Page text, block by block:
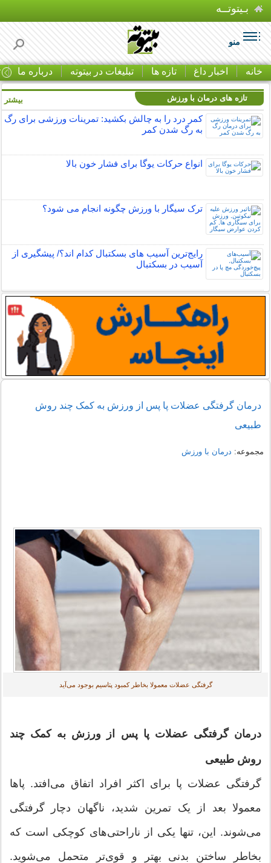
بـیتوتــه
منو
خانه اخبار داغ تازه ها تبلیغات در بیتوته درباره ما
تازه های درمان با ورزش
کمر درد را به چالش بکشید: تمرینات ورزشی برای رگ
به رگ شدن کمر
انواع حرکات یوگا برای فشار خون بالا
ترک سیگار با ورزش چگونه انجام می شود؟
رایج‌ترین آسیب های بسکتبال کدام اند؟/ پیشگیری از
آسیب در بسکتبال
بیشتر
درمان گرفتگی عضلات پا پس از ورزش به کمک چند روش
طبیعی
مجموعه: درمان با ورزش
گرفتگی عضلات معمولا بخاطر کمبود پتاسیم بوجود می‌آید
درمان گرفتگی عضلات پا پس از ورزش به کمک چند
روش طبیعی
گرفتگی عضلات پا برای اکثر افراد اتفاق می‌افتد. پاها
معمولا بعد از یک تمرین شدید، ناگهان دچار گرفتگی
می‌شوند. این، تنها یکی از ناراحتی‌های کوچکی است که
بخاطر ساختن بدنی بهتر و قوی‌تر متحمل می‌شوید.